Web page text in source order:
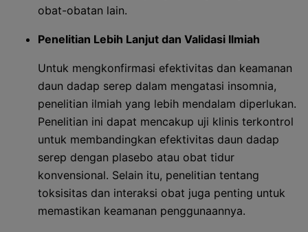
obat-obatan lain.
Penelitian Lebih Lanjut dan Validasi Ilmiah
Untuk mengkonfirmasi efektivitas dan keamanan
daun dadap serep dalam mengatasi insomnia,
penelitian ilmiah yang lebih mendalam diperlukan.
Penelitian ini dapat mencakup uji klinis terkontrol
untuk membandingkan efektivitas daun dadap
serep dengan plasebo atau obat tidur
konvensional. Selain itu, penelitian tentang
toksisitas dan interaksi obat juga penting untuk
memastikan keamanan penggunaannya.